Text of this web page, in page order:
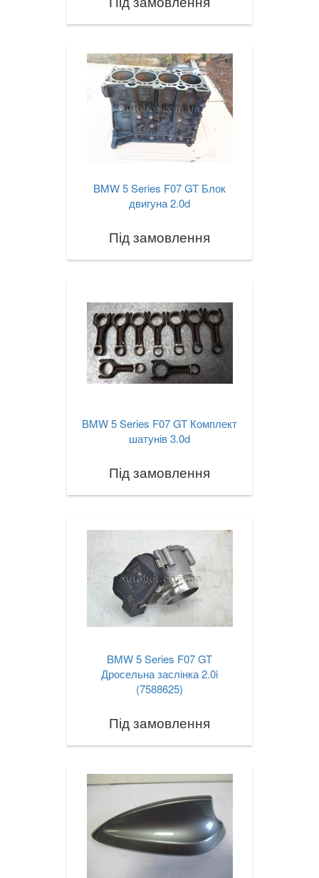
BMW 5 Series F07 GT Блок
двигуна 2.0d
Під замовлення
BMW 5 Series F07 GT Комплект
шатунів 3.0d
Під замовлення
BMW 5 Series F07 GT
Дросельна заслінка 2.0i
(7588625)
Під замовлення